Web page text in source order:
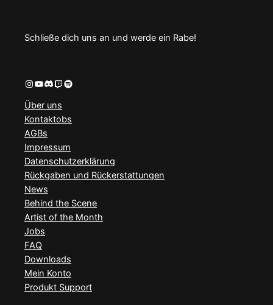
Schließe dich uns an und werde ein Rabe!
Instagram YouTube Discord Twitch Spotify
Über uns
Kontaktobs
AGBs
Impressum
Datenschutzerklärung
Rückgaben und Rückerstattungen
News
Behind the Scene
Artist of the Month
Jobs
FAQ
Downloads
Mein Konto
Produkt Support